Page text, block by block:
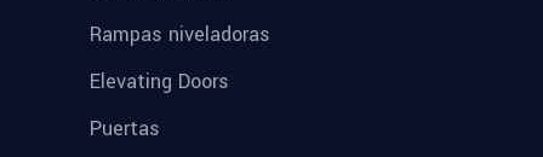
Rampas niveladoras
Elevating Doors
Puertas